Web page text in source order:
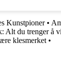
Kunstpioner•
Alt du trenger å
klesmerket •